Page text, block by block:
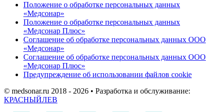
Положение о обработке персональных данных
«Медсонар»
Положение о обработке персональных данных
«Медсонар Плюс»
Соглашение об обработке персональных данных ООО
«Медсонар»
Соглашение об обработке персональных данных ООО
«Медсонар Плюс»
Предупреждение об использовании файлов cookie
© medsonar.ru 2018 - 2026 • Разработка и обслуживание:
КРАСНЫЙЛЕВ